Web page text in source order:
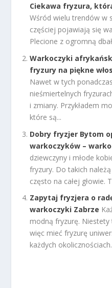
Ciekawa fryzura,
Wśród wielu trendów w
częściej pojawiają się
Plecione z ogromną
Warkoczyki
fryzury na piękne
Nawet w tych
nieśmiertelnych
i zmiany. Przykładem
które są...
Dobry fryzjer Bytom
warkoczyków –
dziewczyny i młode
fryzury. Do takich
często na całej głowie.
Zapytaj fryzjera o
warkoczyki Zabrze
modną fryzurę.
więc mieć fryzurę
każdych